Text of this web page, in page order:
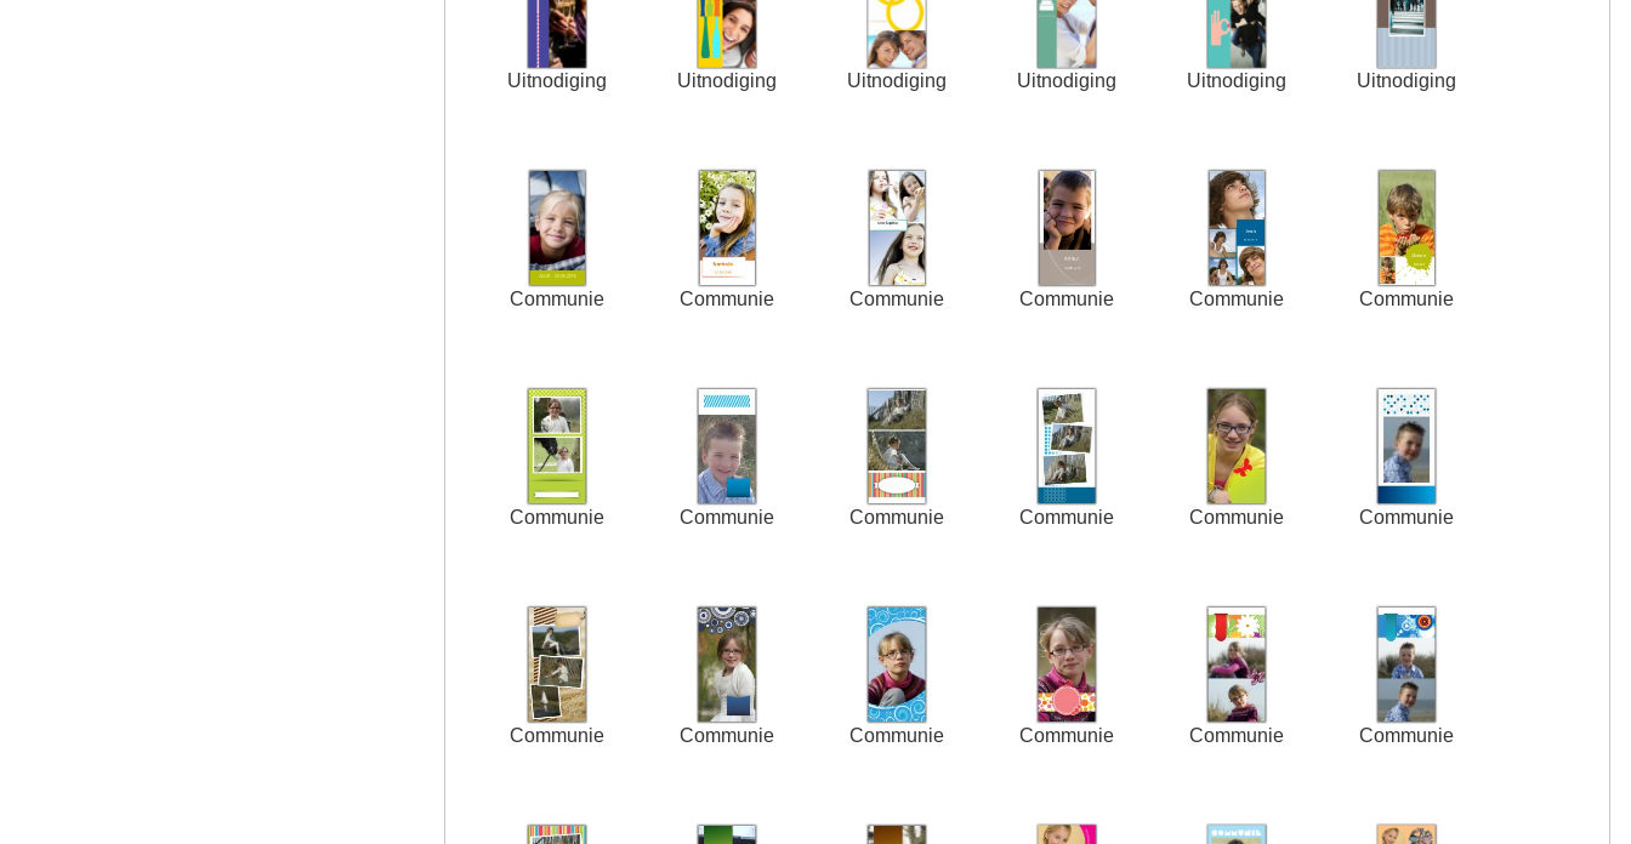
Uitnodiging Uitnodiging Uitnodiging Uitnodiging Uitnodiging Uitnodiging
Communie Communie Communie Communie Communie Communie
Communie Communie Communie Communie Communie Communie
Communie Communie Communie Communie Communie Communie